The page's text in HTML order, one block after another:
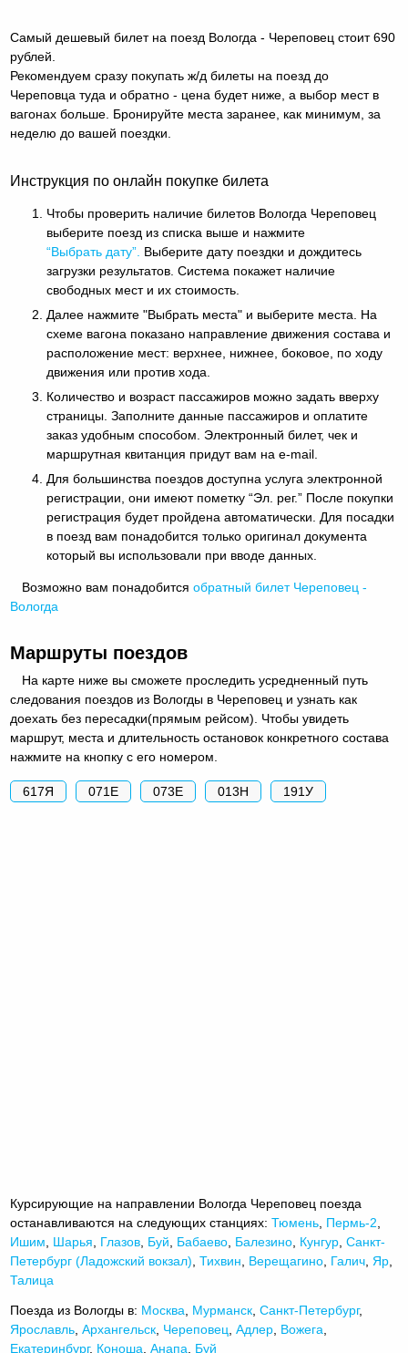
Самый дешевый билет на поезд Вологда - Череповец стоит 690
рублей.
Рекомендуем сразу покупать ж/д билеты на поезд до
Череповца туда и обратно - цена будет ниже, а выбор мест в
вагонах больше. Бронируйте места заранее, как минимум, за
неделю до вашей поездки.
Инструкция по онлайн покупке билета
Чтобы проверить наличие билетов Вологда Череповец
выберите поезд из списка выше и нажмите
“Выбрать дату”. Выберите дату поездки и дождитесь
загрузки результатов. Система покажет наличие
свободных мест и их стоимость.
Далее нажмите "Выбрать места" и выберите места. На
схеме вагона показано направление движения состава и
расположение мест: верхнее, нижнее, боковое, по ходу
движения или против хода.
Количество и возраст пассажиров можно задать вверху
страницы. Заполните данные пассажиров и оплатите
заказ удобным способом. Электронный билет, чек и
маршрутная квитанция придут вам на e-mail.
Для большинства поездов доступна услуга электронной
регистрации, они имеют пометку “Эл. рег.” После покупки
регистрация будет пройдена автоматически. Для посадки
в поезд вам понадобится только оригинал документа
который вы использовали при вводе данных.
Возможно вам понадобитсяобратный билет Череповец -
Вологда
Маршруты поездов
На карте ниже вы сможете проследить усредненный путь
следования поездов из Вологды в Череповец и узнать как
доехать без пересадки(прямым рейсом). Чтобы увидеть
маршрут, места и длительность остановок конкретного состава
нажмите на кнопку с его номером.
617Я 071Е 073Е 013Н 191У
Курсирующие на направлении Вологда Череповец поезда
останавливаются на следующих станциях:Тюмень Пермь-2
Ишим
Шарья Глазов Буй Бабаево Балезино Кунгур ,Санкт-
Петербург (Ладожский вокзал) ,Тихвин Верещагино Галич Яр
Талица
Поезда из Вологды в: Москва Мурманск ,Санкт-Петербург,
Ярославль ,Архангельск Череповец ,Адлер Вожега
Екатеринбург, Коноша ,Анапа Буй